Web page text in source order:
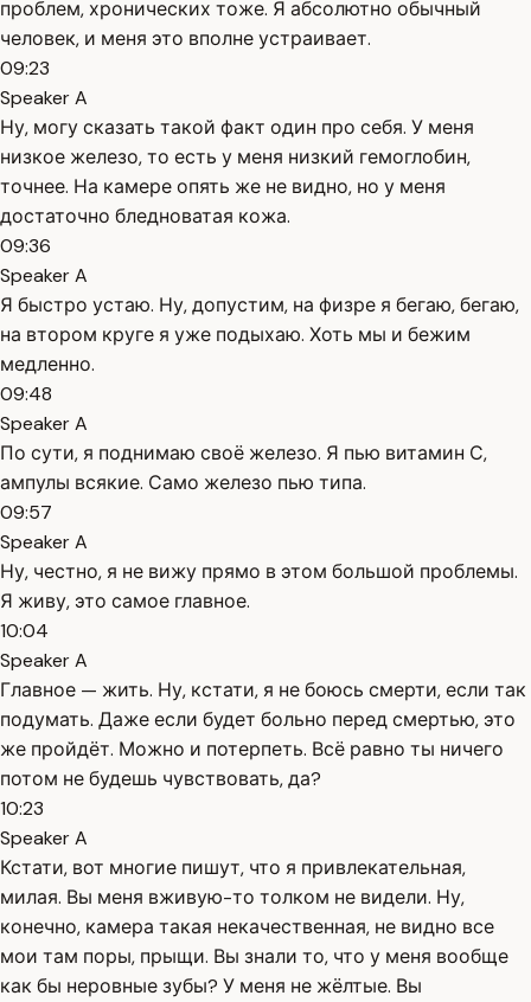
проблем, хронических тоже. Я абсолютно обычный
человек, и меня это вполне устраивает.
09:23
Speaker A
Ну, могу сказать такой факт один про себя. У меня
низкое железо, то есть у меня низкий гемоглобин,
точнее. На камере опять же не видно, но у меня
достаточно бледноватая кожа.
09:36
Speaker A
Я быстро устаю. Ну, допустим, на физре я бегаю, бегаю,
на втором круге я уже подыхаю. Хоть мы и бежим
медленно.
09:48
Speaker A
По сути, я поднимаю своё железо. Я пью витамин С,
ампулы всякие. Само железо пью типа.
09:57
Speaker A
Ну, честно, я не вижу прямо в этом большой проблемы.
Я живу, это самое главное.
10:04
Speaker A
Главное — жить. Ну, кстати, я не боюсь смерти, если так
подумать. Даже если будет больно перед смертью, это
же пройдёт. Можно и потерпеть. Всё равно ты ничего
потом не будешь чувствовать, да?
10:23
Speaker A
Кстати, вот многие пишут, что я привлекательная,
милая. Вы меня вживую-то толком не видели. Ну,
конечно, камера такая некачественная, не видно все
мои там поры, прыщи. Вы знали то, что у меня вообще
как бы неровные зубы? У меня не жёлтые. Вы